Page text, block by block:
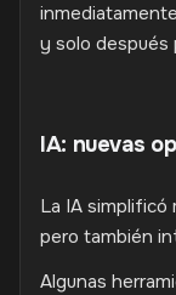
y solo después
IA: nuevas
La IA simplificó
pero también
Algunas